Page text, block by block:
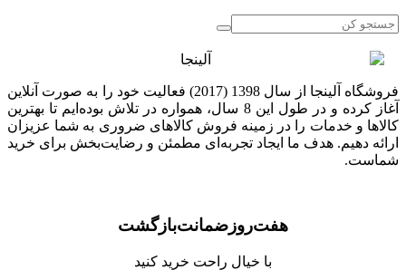
فروشگاه آلینجا از سال 1398 (2017) فعالیت خود را به صورت آنلاین
آغاز کرده و در طول این 8 سال، همواره در تلاش بوده‌ایم تا بهترین
کالاها و خدمات را در زمینه فروش کالاهای ضروری به شما عزیزان
ارائه دهیم. هدف ما ایجاد تجربه‌ای مطمئن و رضایت‌بخش برای خرید
شماست.
هفت‌روز‌ضمانت‌بازگشت
با خیال راحت خرید کنید